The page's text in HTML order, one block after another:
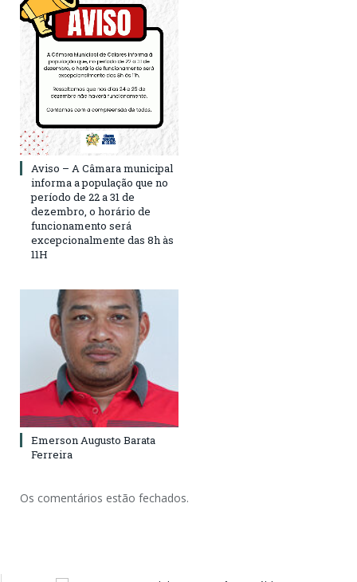
Aviso – A Câmara municipal
informa a população que no
período de 22 a 31 de
dezembro, o horário de
funcionamento será
excepcionalmente das 8h às
11H
Emerson Augusto Barata
Ferreira
Os comentários estão fechados.